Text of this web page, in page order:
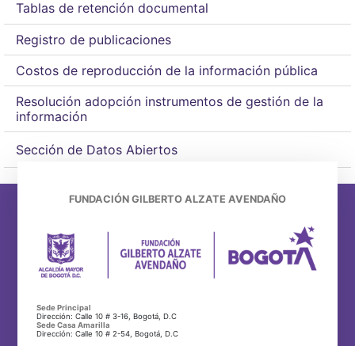
Tablas de retención documental
Registro de publicaciones
Costos de reproducción de la información pública
Resolución adopción instrumentos de gestión de la
información
Sección de Datos Abiertos
FUNDACIÓN GILBERTO ALZATE AVENDAÑO
Sede Principal
Dirección: Calle 10 # 3-16, Bogotá, D.C
Sede Casa Amarilla
Dirección: Calle 10 # 2-54, Bogotá, D.C